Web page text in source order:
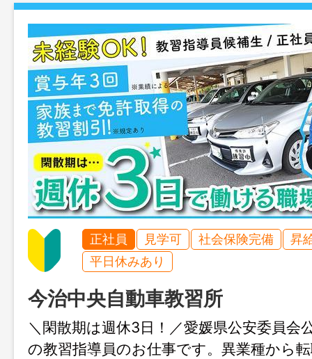
正社員 見学可 社会保険完備
昇
平日休みあり
今治中央自動車教習所
＼閑散期は週休3日！／愛媛県公安委員会
の教習指導員のお仕事です。異業種から